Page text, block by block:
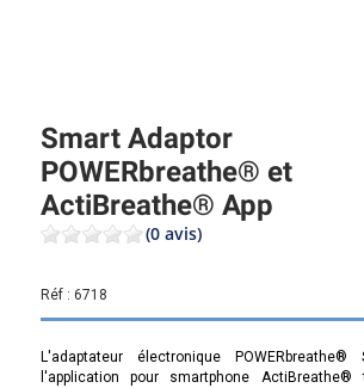
Smart Adaptor
POWERbreathe® et
ActiBreathe® App
(0 avis)
Réf : 6718
L'adaptateur électronique
l'application pour smartphone ActiBreathe®